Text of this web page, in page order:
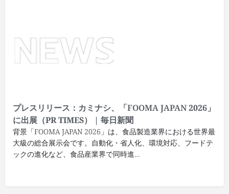
プレスリリース：カミナシ、「FOOMA JAPAN2026」
に出展（PR TIMES） | 毎日新聞
背景「FOOMA JAPAN 2026」は、食品製造業界における世界最
大級の総合展示会です。自動化・省人化、環境対応、フードテ
ックの進化など、食品産業界で同時進…